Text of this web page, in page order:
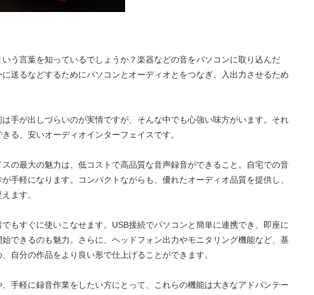
う言葉を知っているでしょうか？楽器などの音をパソコンに取り込んだ
送るなどするためにパソコンとオーディオとをつなぎ、入出力させるため
手が出しづらいのが実情ですが、そんな中でも心強い味方がいます。それ
る、安いオーディオインターフェイスです。
の最大の魅力は、低コストで高品質な音声録音ができること。自宅での音
手軽になります。コンパクトながらも、優れたオーディオ品質を提供し、
ます。
もすぐに使いこなせます。USB接続でパソコンと簡単に連携でき、即座に
できるのも魅力。さらに、ヘッドフォン出力やモニタリング機能など、基
自分の作品をより良い形で仕上げることができます。
手軽に録音作業をしたい方にとって、これらの機能は大きなアドバンテー